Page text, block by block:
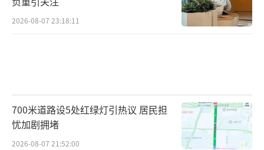
2026-08-07 23:18:11
700米道路设5处红绿灯引热议 居民担
忧加剧拥堵
2026-08-07 21:52:00